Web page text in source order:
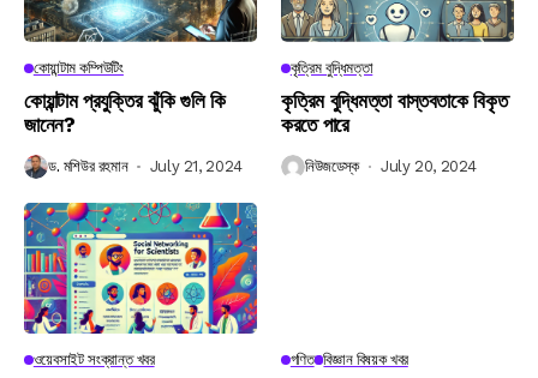
কোয়ান্টাম কম্পিউটিং
কোয়ান্টাম প্রযুক্তির ঝুঁকি গুলি কি
জানেন?
ড. মশিউর রহমান July 21, 2024
কৃত্রিম বুদ্ধিমত্তা
কৃত্রিম বুদ্ধিমত্তা বাস্তবতাকে বিকৃত
করতে পারে
নিউজডেস্ক July 20, 2024
ওয়েবসাইট সংক্রান্ত খবর গণিত বিজ্ঞান বিষয়ক খবর